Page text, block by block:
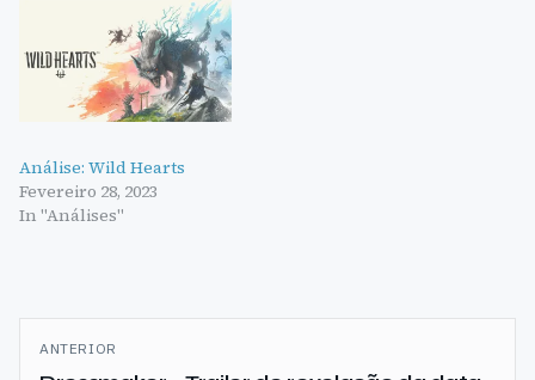
Análise: Wild Hearts
Fevereiro 28, 2023
In "Análises"
Navegação
ANTERIOR